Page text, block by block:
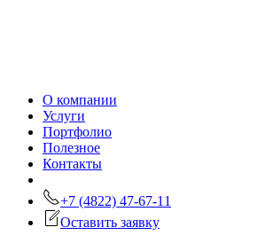
О компании
Услуги
Портфолио
Полезное
Контакты
+7 (4822) 47-67-11
Оставить заявку